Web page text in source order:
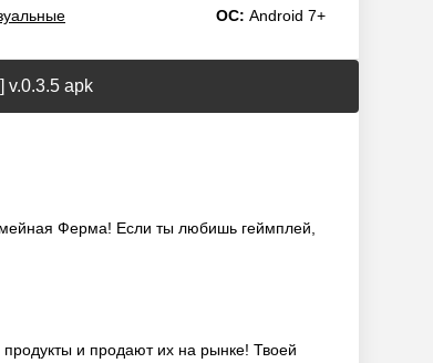
ОС: Android 7+
apk
Ферма! Если ты любишь геймплей,
и продают их на рынке! Твоей